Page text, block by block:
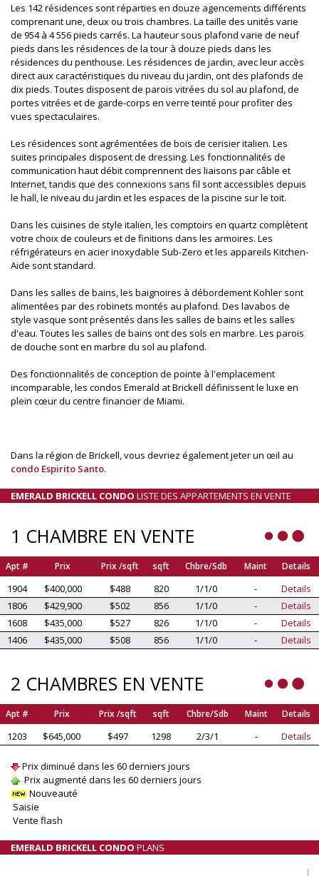
Les 142 résidences sont réparties en douze agencements différents
comprenant une, deux ou trois chambres. La taille des unités varie
de 954 à 4 556 pieds carrés. La hauteur sous plafond varie de neuf
pieds dans les résidences de la tour à douze pieds dans les
résidences du penthouse. Les résidences de jardin, avec leur accès
direct aux caractéristiques du niveau du jardin, ont des plafonds de
dix pieds. Toutes disposent de parois vitrées du sol au plafond, de
portes vitrées et de garde-corps en verre teinté pour profiter des
vues spectaculaires.
Les résidences sont agrémentées de bois de cerisier italien. Les
suites principales disposent de dressing. Les fonctionnalités de
communication haut débit comprennent des liaisons par câble et
Internet, tandis que des connexions sans fil sont accessibles depuis
le hall, le niveau du jardin et les espaces de la piscine sur le toit.
Dans les cuisines de style italien, les comptoirs en quartz complètent
votre choix de couleurs et de finitions dans les armoires. Les
réfrigérateurs en acier inoxydable Sub-Zero et les appareils Kitchen-
Aide sont standard.
Dans les salles de bains, les baignoires à débordement Kohler sont
alimentées par des robinets montés au plafond. Des lavabos de
style vasque sont présentés dans les salles de bains et les salles
d'eau. Toutes les salles de bains ont des sols en marbre. Les parois
de douche sont en marbre du sol au plafond.
Des fonctionnalités de conception de pointe à l'emplacement
incomparable, les condos Emerald at Brickell définissent le luxe en
plein cœur du centre financier de Miami.
Dans la région de Brickell, vous devriez également jeter un œil au
condo Espirito Santo.
EMERALD BRICKELL CONDO LISTE DES APPARTEMENTS EN VENTE
1 CHAMBRE EN VENTE
Apt # Prix Prix /sqft sqft Chbre/Sdb Maint Details
1904 $400,000 $488 820 1/1/0 -
Details
1806
$429,900 $502 856 1/1/0 -
Details
1608
$435,000 $527 826 1/1/0 -
Details
1406
$435,000 $508 856 1/1/0 - Details
2 CHAMBRES EN VENTE
Apt # Prix Prix /sqft sqft Chbre/Sdb Maint Details
1203 $645,000 $497 1298 2/3/1 - Details
Prix diminué dans les 60 derniers jours
Prix augmenté dans les 60 derniers jours
Nouveauté
Saisie
Vente flash
EMERALD BRICKELL CONDO PLANS